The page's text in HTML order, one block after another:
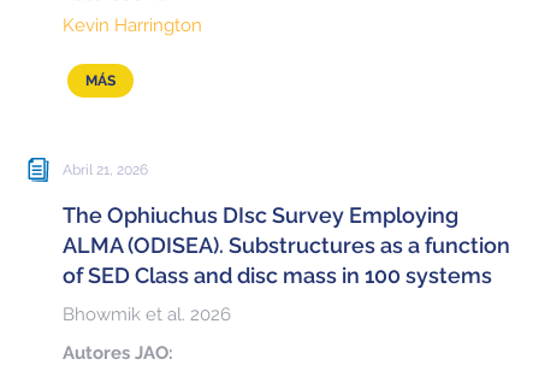
Programa
Slack de conferencia
Grabaciones
Logística de carteles
Eventos
Personas
Kevin Harrington
MÁS
Abril 21, 2026
The Ophiuchus DIsc Survey Employing
ALMA (ODISEA). Substructures as a function
of SED Class and disc mass in 100 systems
Bhowmik et al. 2026
Autores JAO: